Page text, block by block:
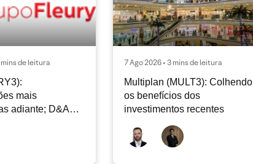
mins de leitura
mais
adiante; D&A
nos níveis
7 Ago 2026 • 3 mins de leitura
Multiplan (MULT3): Colhendo
os benefícios dos
investimentos recentes